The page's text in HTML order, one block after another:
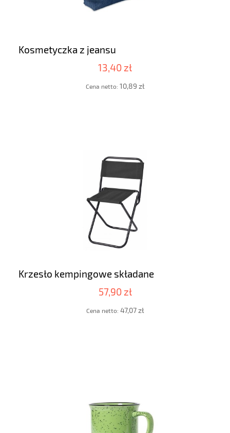
Kosmetyczka z jeansu
13,40 zł
Cena netto: 10,89 zł
Krzesło kempingowe składane
57,90 zł
Cena netto: 47,07 zł